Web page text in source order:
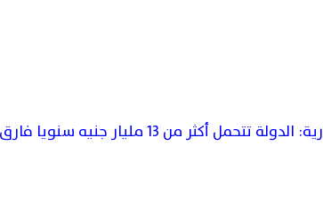
امين صندوق اتحاد الغرف التجارية: الدولة تتحمل